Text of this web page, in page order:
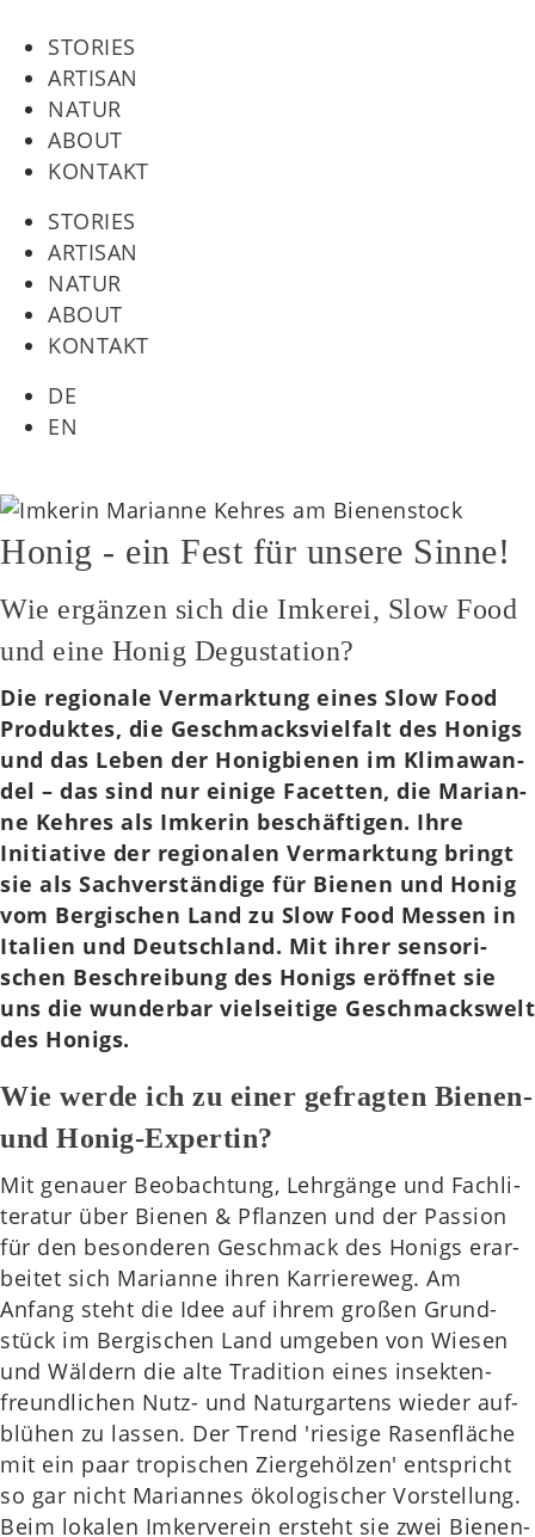
STORIES
ARTISAN
NATUR
ABOUT
KONTAKT
STORIES
ARTISAN
NATUR
ABOUT
KONTAKT
DE
EN
Honig - ein Fest für unsere Sinne!
Wie ergänzen sich die Imkerei, Slow Food
und eine Honig Degustation?
Die regio­na­le Ver­mark­tung eines Slow Food
Pro­duk­tes, die Geschmacks­viel­falt des Honigs
und das Leben der Honig­bie­nen im Kli­ma­wan­
del – das sind nur einige Facet­ten, die Mari­an­
ne Kehres als Imke­rin beschäf­ti­gen. Ihre
Initia­ti­ve der regio­na­len Ver­mark­tung bringt
sie als Sach­ver­stän­di­ge für Bienen und Honig
vom Ber­gi­schen Land zu Slow Food Messen in
Ita­li­en und Deutsch­land. Mit ihrer sen­so­ri­
schen Beschrei­bung des Honigs eröff­net sie
uns die wun­der­bar viel­sei­ti­ge Geschmacks­welt
des Honigs.
Wie werde ich zu einer gefragten Bienen-
und Honig-Expertin?
Mit genau­er Beob­ach­tung, Lehr­gän­ge und Fach­li­
te­ra­tur über Bienen & Pflan­zen und der Pas­si­on
für den beson­de­ren Geschmack des Honigs erar­
bei­tet sich Mari­an­ne ihren Kar­rie­re­weg. Am
Anfang steht die Idee auf ihrem großen Grund­
stück im Ber­gi­schen Land umge­ben von Wiesen
und Wäl­dern die alte Tra­di­ti­on eines insek­ten­
freund­li­chen Nutz- und Natur­gar­tens wieder auf­
blü­hen zu lassen. Der Trend 'rie­si­ge Rasen­flä­che
mit ein paar tro­pi­schen Zier­ge­höl­zen' ent­spricht
so gar nicht Mari­an­nes öko­lo­gi­scher Vor­stel­lung.
Beim loka­len Imker­ver­ein ersteht sie zwei Bie­nen­